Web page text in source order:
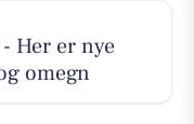
Her er nye
omegn